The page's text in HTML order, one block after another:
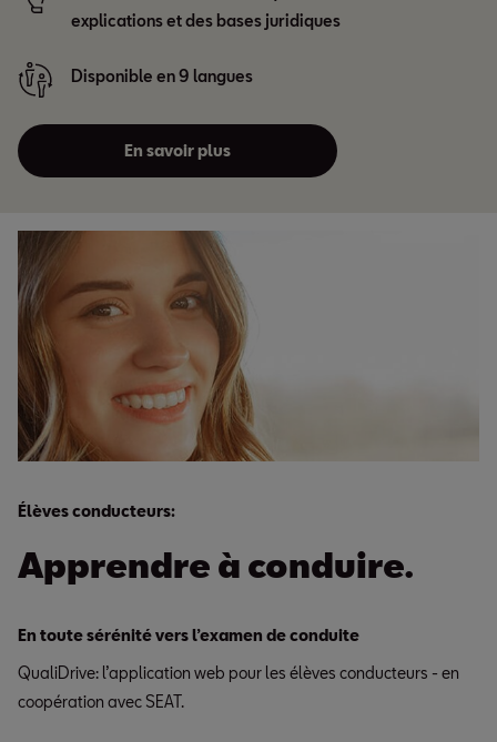
explications et des bases juridiques
Disponible en 9 langues
En savoir plus
Élèves conducteurs:
Apprendre à conduire.
En toute sérénité vers l’examen de conduite
QualiDrive: l’application web pour les élèves conducteurs - en
coopération avec SEAT.